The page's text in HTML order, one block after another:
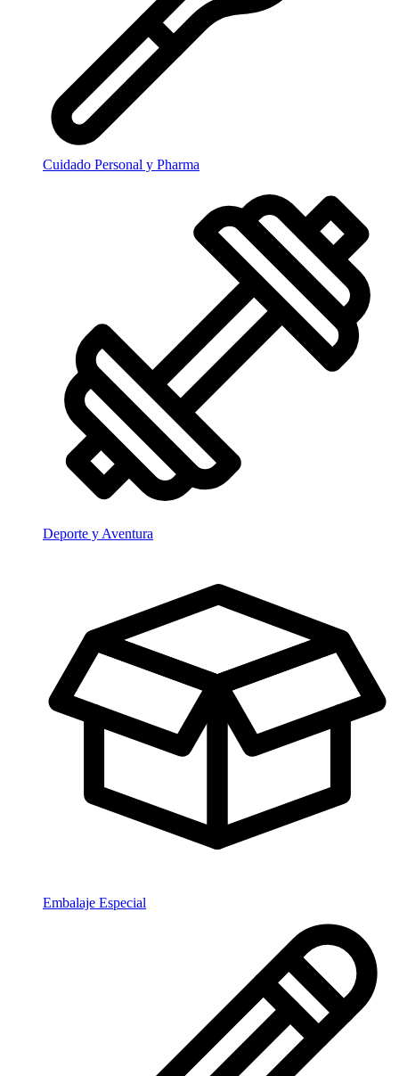
Cuidado Personal y Pharma
Deporte y Aventura
Embalaje Especial